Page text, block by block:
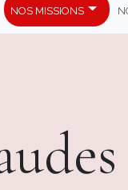
Nos missions